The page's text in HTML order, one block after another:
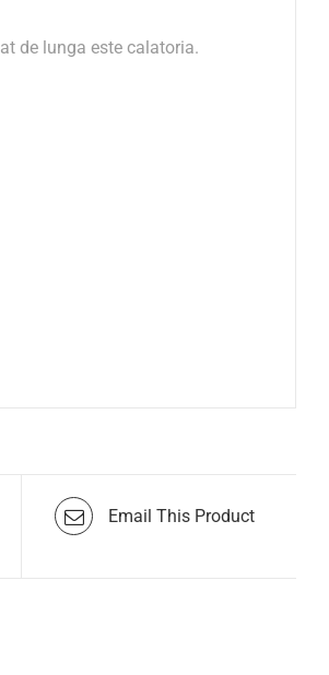
de lunga este calatoria.
Email This Product